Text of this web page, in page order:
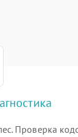
Проверка